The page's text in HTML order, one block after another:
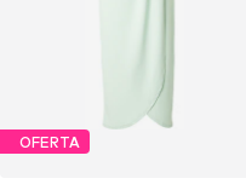
OFERTA